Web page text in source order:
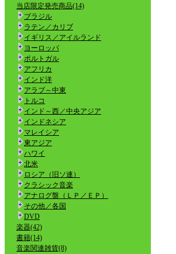
当店限定発売商品(14)
ブラジル
ラテン／カリブ
イギリス／アイルランド
ヨーロッパ
ポルトガル
アフリカ
インド洋
アラブ～中東
トルコ
インド～西／中央アジア
インドネシア
マレイシア
東アジア
ハワイ
北米
ロシア（旧ソ連）
クラシック音楽
アナログ盤（ＬＰ／ＥＰ）
その他／各国
DVD
楽器(42)
書籍(14)
音楽関連雑貨(8)